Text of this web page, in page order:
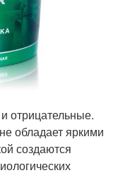
отрицательные.
обладает яркими
создаются